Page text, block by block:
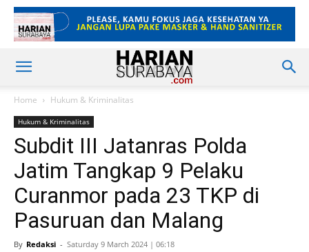
Home Hukum & Kriminalitas
Hukum & Kriminalitas
Subdit III Jatanras Polda
Jatim Tangkap 9 Pelaku
Curanmor pada 23 TKP di
Pasuruan dan Malang
By Redaksi - Saturday 9 March 2024 | 06:18